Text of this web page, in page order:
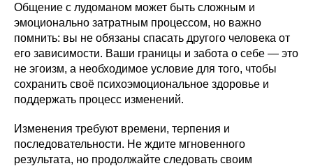
Общение с лудоманом может быть сложным и
эмоционально затратным процессом, но важно
помнить: вы не обязаны спасать другого человека от
его зависимости. Ваши границы и забота о себе — это
не эгоизм, а необходимое условие для того, чтобы
сохранить своё психоэмоциональное здоровье и
поддержать процесс изменений.
Изменения требуют времени, терпения и
последовательности. Не ждите мгновенного
результата, но продолжайте следовать своим